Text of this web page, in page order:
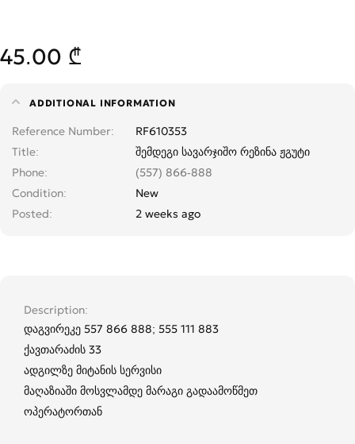
45.00 ₾
ADDITIONAL INFORMATION
Reference Number
RF610353
Title
შემდეგი სავარჯიშო რეზინა ჟგუტი
Phone
(557) 866-888
Condition
New
Posted
2 weeks ago
Description
დაგვირეკე 557 866 888; 555 111 883
ქავთარაძის 33
ადგილზე მიტანის სერვისი
მაღაზიაში მოსვლამდე მარაგი გადაამოწმეთ
ოპერატორთან